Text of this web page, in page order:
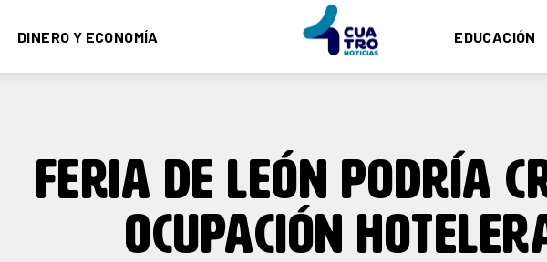
DINERO Y ECONOMÍA EDUCACIÓN
FERIA DE LEÓN PODRÍA
OCUPACIÓN